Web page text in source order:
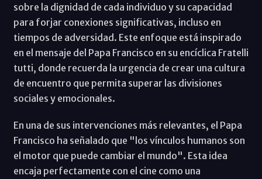
sobre la dignidad de cada individuo y su capacidad
para forjar conexiones significativas, incluso en
tiempos de adversidad. Este enfoque está inspirado
en el mensaje del Papa Francisco en su encíclica Fratelli
tutti, donde recuerda la urgencia de crear una cultura
de encuentro que permita superar las divisiones
sociales y emocionales.
En una de sus intervenciones más relevantes, el Papa
Francisco ha señalado que "los vínculos humanos son
el motor que puede cambiar el mundo". Esta idea
encaja perfectamente con el cine como una